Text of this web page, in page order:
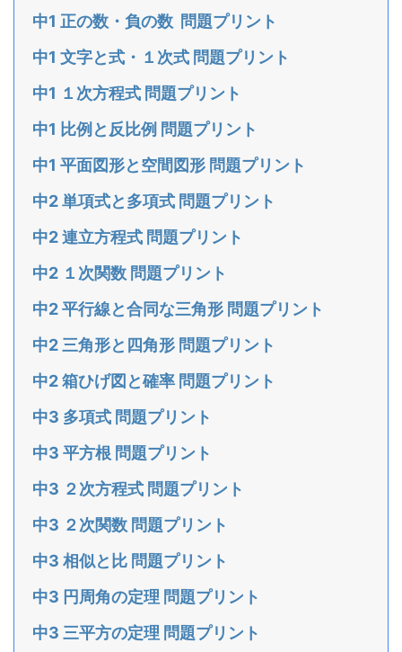
中1 正の数・負の数 問題プリント
中1 文字と式・１次式 問題プリント
中1 １次方程式 問題プリント
中1 比例と反比例 問題プリント
中1 平面図形と空間図形 問題プリント
中2 単項式と多項式 問題プリント
中2 連立方程式 問題プリント
中2 １次関数 問題プリント
中2 平行線と合同な三角形 問題プリント
中2 三角形と四角形 問題プリント
中2 箱ひげ図と確率 問題プリント
中3 多項式 問題プリント
中3 平方根 問題プリント
中3 ２次方程式 問題プリント
中3 ２次関数 問題プリント
中3 相似と比 問題プリント
中3 円周角の定理 問題プリント
中3 三平方の定理 問題プリント